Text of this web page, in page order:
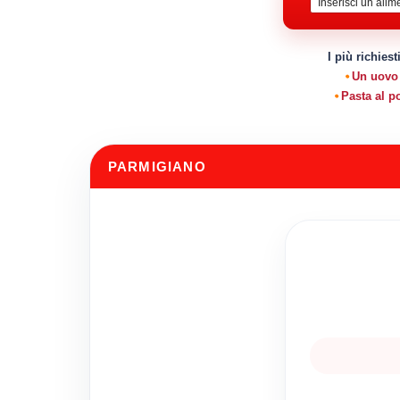
I più
Un
Pasta al
PARMIGIANO